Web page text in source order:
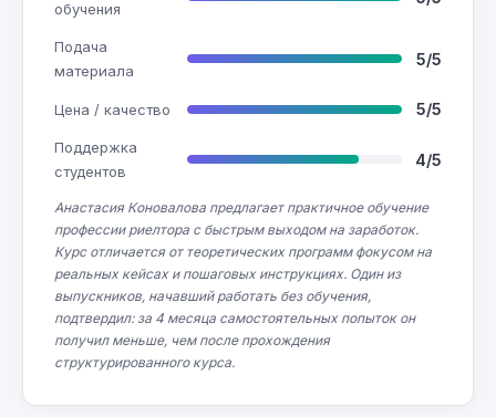
обучения
Подача
материала
5/5
Цена / качество 5/5
Поддержка
студентов
4/5
Анастасия Коновалова предлагает практичное обучение
профессии риелтора с быстрым выходом на заработок.
Курс отличается от теоретических программ фокусом на
реальных кейсах и пошаговых инструкциях. Один из
выпускников, начавший работать без обучения,
подтвердил: за 4 месяца самостоятельных попыток он
получил меньше, чем после прохождения
структурированного курса.